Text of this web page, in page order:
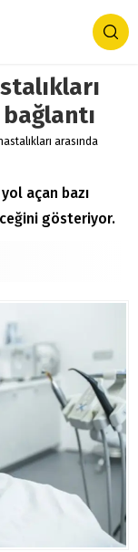
arasında
açan bazı
gösteriyor.